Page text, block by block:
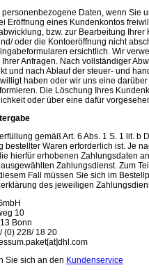
Daten, wenn Sie
Eröffnung eines Kundenkontos
bzw. zur Bearbeitung
oder die Kontoeröffnung nicht
ersichtlich. Wir
Anfragen. Nach vollständiger
und nach Ablauf der steuer- und
haben oder wir uns eine
Die Löschung Ihres
oder über eine dafür
gemäß Art. 6 Abs. 1 S. 1 lit.
bestellter Waren erforderlich ist. Je
hierfür erhobenen Zahlungsdaten
Zahlungsdienst. Zum
Fall müssen Sie sich im
des jeweiligen
10
Bonn
(0) 228/ 18 20
Sie sich an den Kundenservice